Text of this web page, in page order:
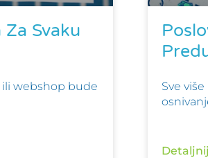
Svaku
ili webshop bude
Sve